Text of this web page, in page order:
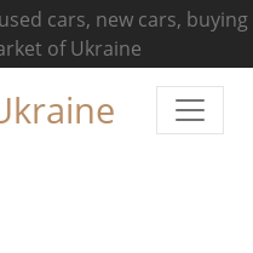
cars, new cars, buying
of Ukraine